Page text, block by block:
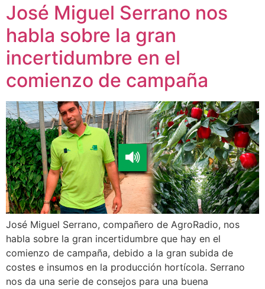
José Miguel Serrano nos
habla sobre la gran
incertidumbre en el
comienzo de campaña
José Miguel Serrano, compañero de AgroRadio, nos
habla sobre la gran incertidumbre que hay en el
comienzo de campaña, debido a la gran subida de
costes e insumos en la producción hortícola. Serrano
nos da una serie de consejos para una buena